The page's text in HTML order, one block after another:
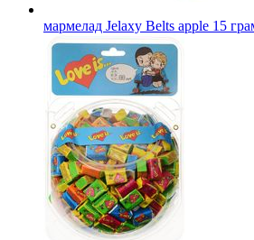
мармелад Jelaxy Belts apple 15